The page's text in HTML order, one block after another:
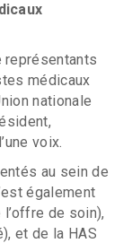
représentants
médicaux
nationale
voix.
au sein de
également
de soin),
et de la HAS